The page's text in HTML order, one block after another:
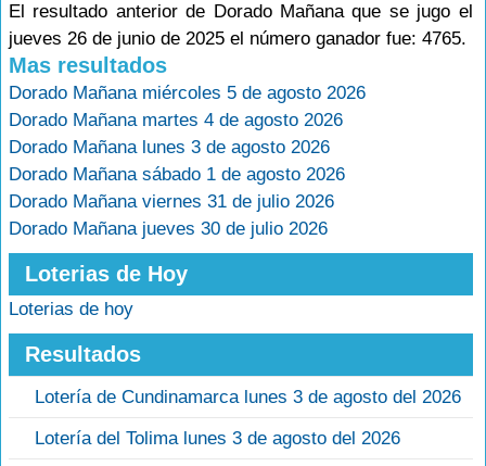
El resultado anterior de Dorado Mañana que se jugo el
jueves 26 de junio de 2025 el número ganador fue: 4765.
Mas resultados
Dorado Mañana miércoles 5 de agosto 2026
Dorado Mañana martes 4 de agosto 2026
Dorado Mañana lunes 3 de agosto 2026
Dorado Mañana sábado 1 de agosto 2026
Dorado Mañana viernes 31 de julio 2026
Dorado Mañana jueves 30 de julio 2026
Loterias de Hoy
Loterias de hoy
Resultados
Lotería de Cundinamarca lunes 3 de agosto del 2026
Lotería del Tolima lunes 3 de agosto del 2026